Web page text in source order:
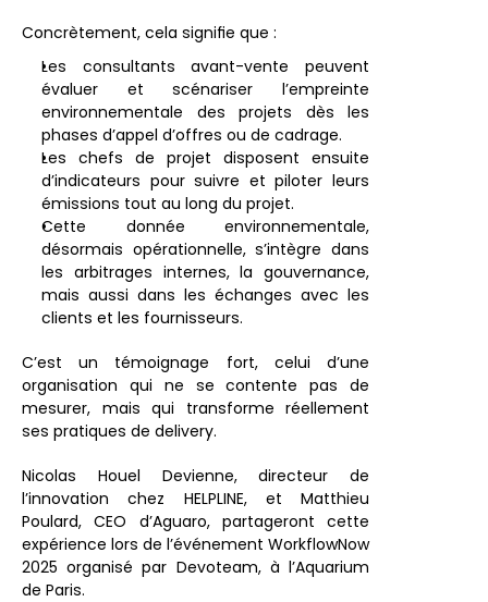
Concrètement, cela signifie que :
Les consultants avant-vente peuvent
évaluer et scénariser l’empreinte
environnementale des projets dès les
phases d’appel d’offres ou de cadrage.
Les chefs de projet disposent ensuite
d’indicateurs pour suivre et piloter leurs
émissions tout au long du projet.
Cette donnée environnementale,
désormais opérationnelle, s’intègre dans
les arbitrages internes, la gouvernance,
mais aussi dans les échanges avec les
clients et les fournisseurs.
C’est un témoignage fort, celui d’une
organisation qui ne se contente pas de
mesurer, mais qui transforme réellement
ses pratiques de delivery.
Nicolas Houel Devienne, directeur de
l’innovation chez HELPLINE, et Matthieu
Poulard, CEO d’Aguaro, partageront cette
expérience lors de l’événement WorkflowNow
2025 organisé par Devoteam, à l’Aquarium
de Paris.